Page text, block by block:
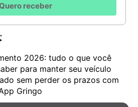
receber
2026: tudo o que você
para manter seu veículo
sem perder os prazos com
Gringo